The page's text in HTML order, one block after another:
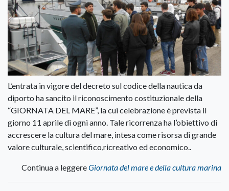
L’entrata in vigore del decreto sul codice della nautica da
diporto ha sancito il riconoscimento costituzionale della
“GIORNATA DEL MARE”, la cui celebrazione è prevista il
giorno 11 aprile di ogni anno. Tale ricorrenza ha l’obiettivo di
accrescere la cultura del mare, intesa come risorsa di grande
valore culturale, scientifico,ricreativo ed economico..
Continua a leggereGiornata del mare e della cultura marina